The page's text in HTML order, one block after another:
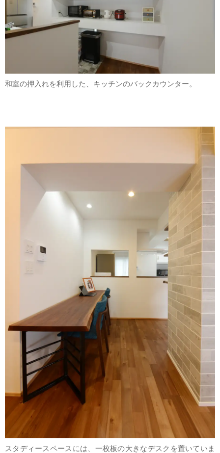
和室の押入れを利用した、キッチンのバックカウンター。
スタディースペースには、一枚板の大きなデスクを置いていま